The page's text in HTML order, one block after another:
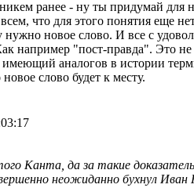
ранее - ну ты придумай для
что для этого понятия еще
нужно новое слово. И все с
например "пост-правда". Это
аналогов в истории
слово будет к месту.
Канта, да за такие
неожиданно бухнул Иван